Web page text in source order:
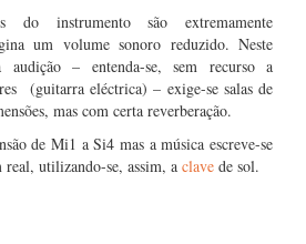
do instrumento são extremamente
um volume sonoro reduzido. Neste
– entenda-se, sem recurso a
(guitarra eléctrica) – exige-se salas de
mas com certa reverberação.
de Mi1 a Si4 mas a música escreve-se
real, utilizando-se, assim, a clave de sol.